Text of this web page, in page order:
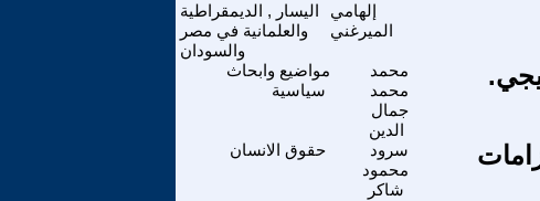
اليسار , الديمقراطية
والعلمانية في مصر
والسودان
إلهامي
الميرغني
مواضيع وابحاث
سياسية
محمد
محمد
جمال
الدين
حقوق الانسان
سرود
محمود
شاكر